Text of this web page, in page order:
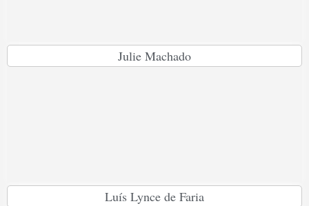
Julie Machado
Luís Lynce de Faria